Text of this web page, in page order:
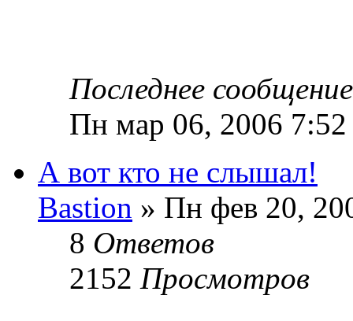
Последнее
Пн мар 06, 2006 7:52
А вот кто не слышал!
Bastion » Пн фев 20,
8 Ответов
2152 Просмотров